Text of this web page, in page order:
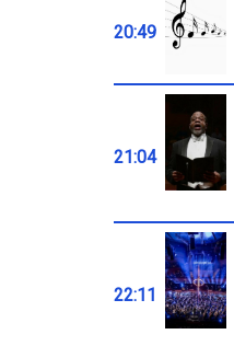
20:49
21:04
22:11